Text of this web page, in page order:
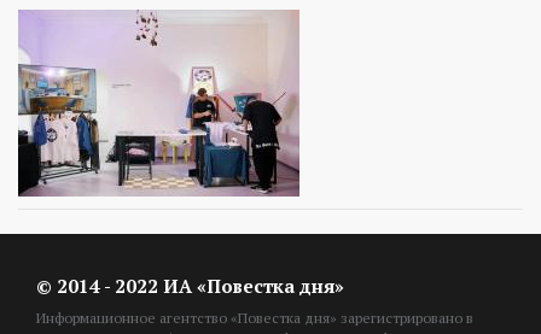
© 2014 - 2022 ИА «Повестка дня»
Информационное агентство «Повестка дня» зарегистрировано в